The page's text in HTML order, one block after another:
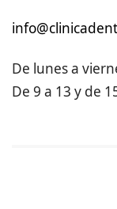
De lunes a
De 9 a 13 y de